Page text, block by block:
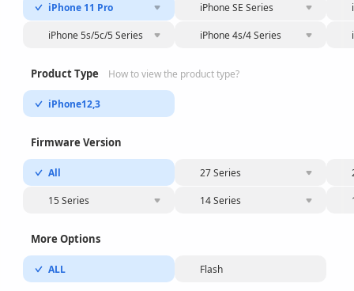
iPhone 11 Pro iPhone SE Series
iPhone 5s/5c/5 Series iPhone 4s/4 Series
Product Type How to view the product type?
iPhone12,3
Firmware Version
All 27 Series
15 Series 14 Series
More Options
ALL Flash